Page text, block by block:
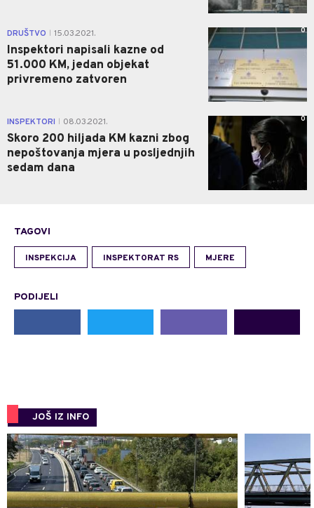
DRUŠTVO 15.03.2021.
Inspektori napisali kazne od
51.000 KM, jedan objekat
privremeno zatvoren
0
INSPEKTORI 08.03.2021.
Skoro 200 hiljada KM kazni zbog
nepoštovanja mjera u posljednjih
sedam dana
0
TAGOVI
INSPEKCIJA INSPEKTORAT RS MJERE
PODIJELI
JOŠ IZ INFO
0